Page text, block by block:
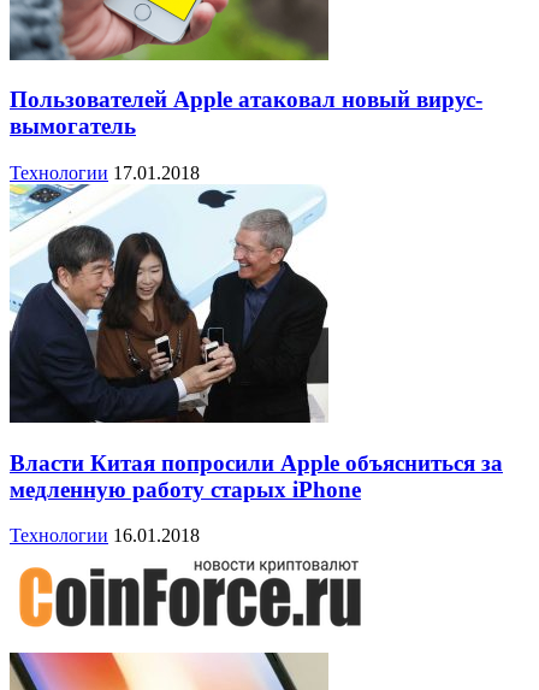
Пользователей Apple атаковал новый вирус-
вымогатель
Технологии 17.01.2018
Власти Китая попросили Apple объясниться за
медленную работу старых iPhone
Технологии 16.01.2018